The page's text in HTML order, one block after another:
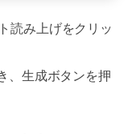
読み上げをクリッ
、生成ボタンを押